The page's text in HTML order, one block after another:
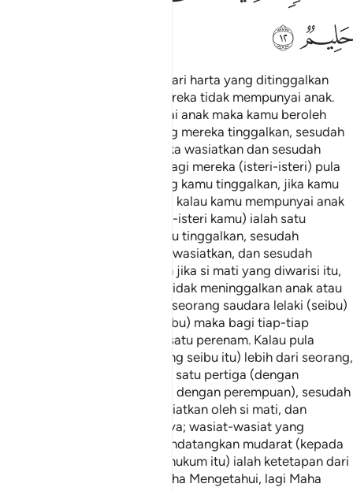
ﲣﲤ
Dan bagi kamu satu perdua dari harta yang ditinggalkan
oleh isteri-isteri kamu jika mereka tidak mempunyai anak.
Tetapi jika mereka mempunyai anak maka kamu beroleh
satu perempat dari harta yang mereka tinggalkan, sesudah
ditunaikan wasiat yang mereka wasiatkan dan sesudah
dibayarkan hutangnya. Dan bagi mereka (isteri-isteri) pula
satu perempat dari harta yang kamu tinggalkan, jika kamu
tidak mempunyai anak. Tetapi kalau kamu mempunyai anak
maka bahagian mereka (isteri-isteri kamu) ialah satu
perlapan dari harta yang kamu tinggalkan, sesudah
ditunaikan wasiat yang kamu wasiatkan, dan sesudah
dibayarkan hutang kamu. Dan jika si mati yang diwarisi itu,
lelaki atau perempuan, yang tidak meninggalkan anak atau
bapa, dan ada meninggalkan seorang saudara lelaki (seibu)
atau saudara perempuan (seibu) maka bagi tiap-tiap
seorang dari keduanya ialah satu perenam. Kalau pula
mereka (saudara-saudara yang seibu itu) lebih dari seorang,
maka mereka bersekutu pada satu pertiga (dengan
mendapat sama banyak lelaki dengan perempuan), sesudah
ditunaikan wasiat yang diwasiatkan oleh si mati, dan
sesudah dibayarkan hutangnya; wasiat-wasiat yang
tersebut hendaknya tidak mendatangkan mudarat (kepada
waris-waris). (Tiap-tiap satu hukum itu) ialah ketetapan dari
Allah. Dan (ingatlah) Allah Maha Mengetahui, lagi Maha